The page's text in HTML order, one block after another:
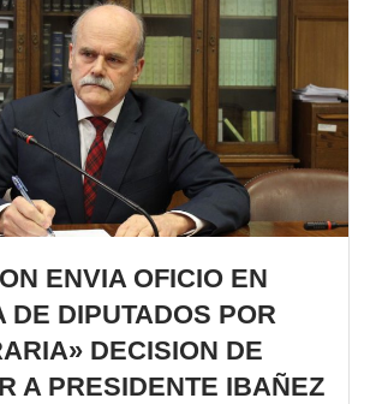
ENVIA OFICIO EN
DE DIPUTADOS POR
DECISION DE
A PRESIDENTE IBAÑEZ